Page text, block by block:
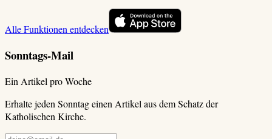
Alle Funktionen entdecken
Sonntags-Mail
Ein Artikel pro Woche
Erhalte jeden Sonntag einen Artikel aus dem Schatz der
Katholischen Kirche.